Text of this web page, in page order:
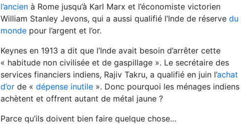
l’ancien à Rome jusqu’à Karl Marx et l’économiste victorien
William Stanley Jevons, qui a aussi qualifié l’Inde de réserve du
monde pour l’argent et l’or.
Keynes en 1913 a dit que l’Inde avait besoin d’arrêter cette
« habitude non civilisée et de gaspillage ». Le secrétaire des
services financiers indiens, Rajiv Takru, a qualifié en juin l’achat
d’or de « dépense inutile ». Donc pourquoi les ménages indiens
achètent et offrent autant de métal jaune ?
Parce qu’ils doivent bien faire quelque chose…